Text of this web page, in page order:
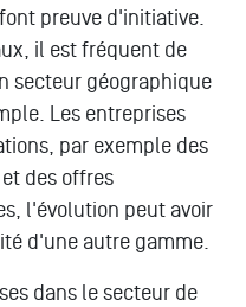
preuve d'initiative.
il est fréquent de
secteur géographique
Les entreprises
par exemple des
des offres
l'évolution peut avoir
d'une autre gamme.
dans le secteur de